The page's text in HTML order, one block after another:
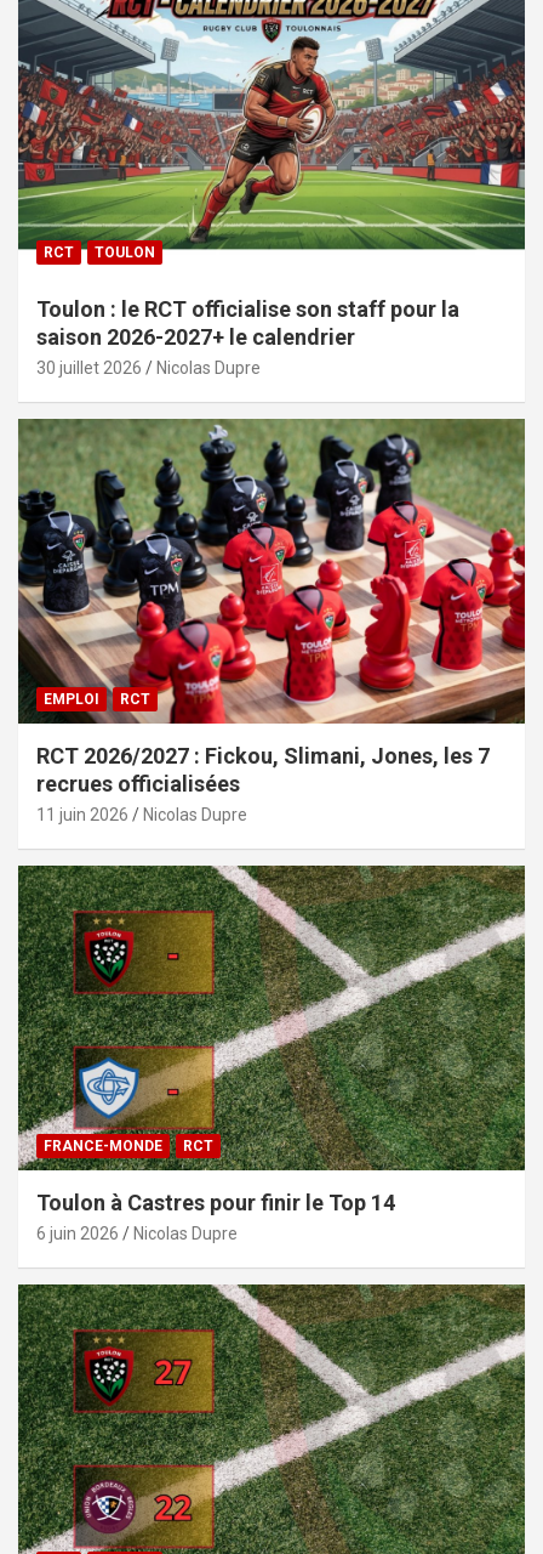
RCT TOULON
Toulon : le RCT officialise son staff pour la
saison 2026-2027+ le calendrier
30 juillet 2026 Nicolas Dupre
EMPLOI RCT
RCT 2026/2027 : Fickou, Slimani, Jones, les 7
recrues officialisées
11 juin 2026 Nicolas Dupre
FRANCE-MONDE RCT
Toulon à Castres pour finir le Top 14
6 juin 2026 Nicolas Dupre